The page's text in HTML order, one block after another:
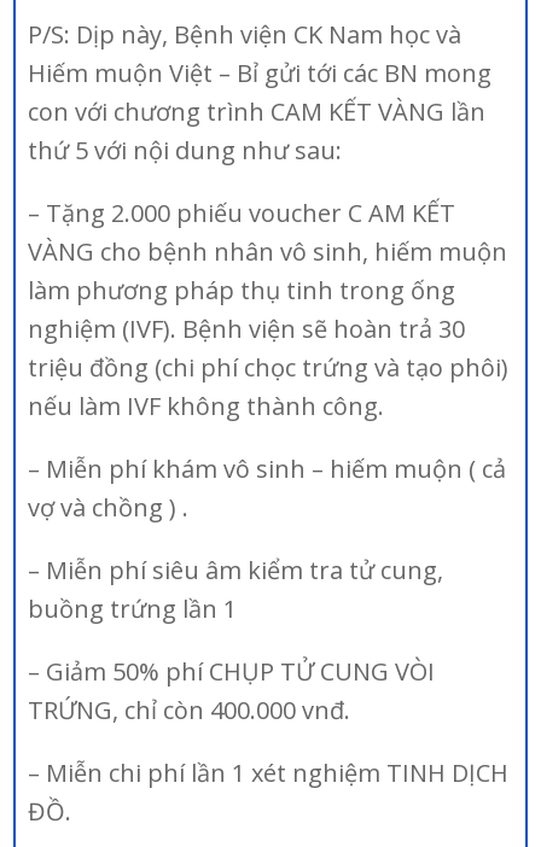
P/S: Dịp này, Bệnh viện CK Nam học và
Hiếm muộn Việt – Bỉ gửi tới các BN mong
con với chương trình CAM KẾT VÀNG lần
thứ 5 với nội dung như sau:
– Tặng 2.000 phiếu voucher C AM KẾT
VÀNG cho bệnh nhân vô sinh, hiếm muộn
làm phương pháp thụ tinh trong ống
nghiệm (IVF). Bệnh viện sẽ hoàn trả 30
triệu đồng (chi phí chọc trứng và tạo phôi)
nếu làm IVF không thành công.
– Miễn phí khám vô sinh – hiếm muộn ( cả
vợ và chồng ) .
– Miễn phí siêu âm kiểm tra tử cung,
buồng trứng lần 1
– Giảm 50% phí CHỤP TỬ CUNG VÒI
TRỨNG, chỉ còn 400.000 vnđ.
– Miễn chi phí lần 1 xét nghiệm TINH DỊCH
ĐỒ.